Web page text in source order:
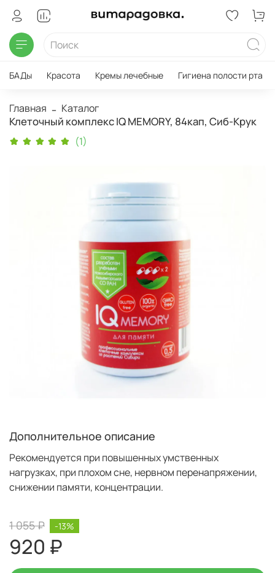
БАДы Красота Кремы лечебные Гигиена полости рта
Главная Каталог
Клеточный комплекс IQ MEMORY, 84кап, Сиб-Крук
(1)
Дополнительное описание
Рекомендуется при повышенных умственных
нагрузках, при плохом сне, нервном перенапряжении,
снижении памяти, концентрации.
1 055 ₽
920 ₽
-13%